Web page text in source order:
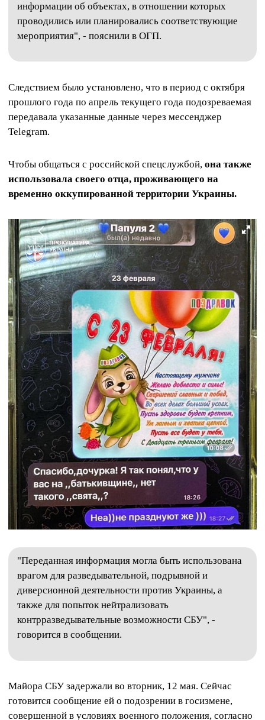
информации об объектах, в отношении которых
проводились или планировались соответствующие
мероприятия", - пояснили в ОГП.
Следствием было установлено, что в период с октября
прошлого года по апрель текущего года подозреваемая
передавала указанные данные через мессенджер
Telegram.
Чтобы общаться с российской спецслужбой, она также
использовала своего отца, проживающего на
временно оккупированной территории Украины.
"Переданная информация могла быть использована
врагом для разведывательной, подрывной и
диверсионной деятельности против Украины, а
также для попыток нейтрализовать
контрразведывательные возможности СБУ", -
говорится в сообщении.
Майора СБУ задержали во вторник, 12 мая. Сейчас
готовится сообщение ей о подозрении в госизмене,
совершенной в условиях военного положения, согласно